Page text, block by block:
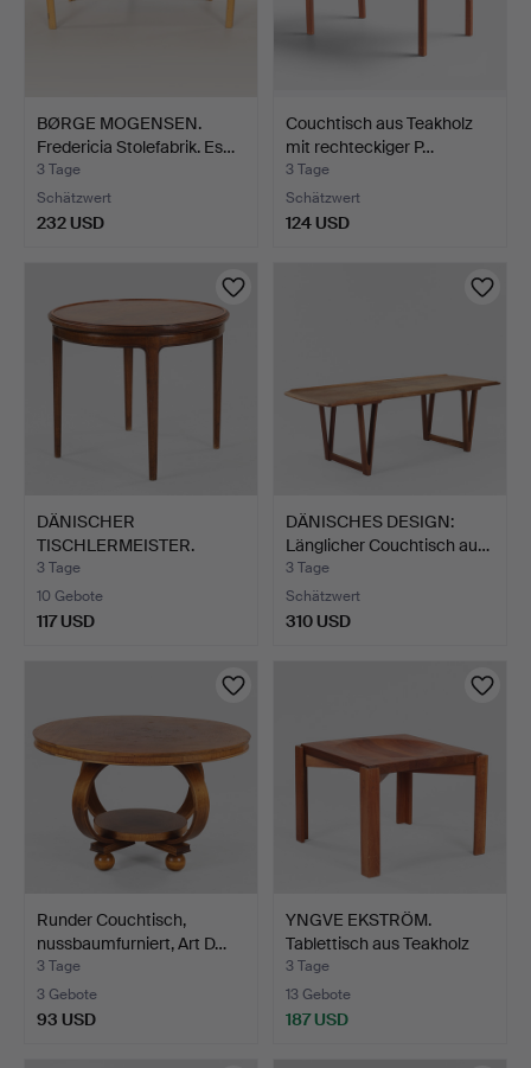
BØRGE MOGENSEN.
Fredericia Stolefabrik. Es…
3 Tage
Schätzwert
232 USD
Couchtisch aus Teakholz
mit rechteckiger P…
3 Tage
Schätzwert
124 USD
DÄNISCHER
TISCHLERMEISTER.
Runder Beistell…
3 Tage
10 Gebote
117 USD
DÄNISCHES DESIGN:
Länglicher Couchtisch au…
3 Tage
Schätzwert
310 USD
Runder Couchtisch,
nussbaumfurniert, Art D…
3 Tage
3 Gebote
93 USD
YNGVE EKSTRÖM.
Tablettisch aus Teakholz
mi…
3 Tage
13 Gebote
187 USD